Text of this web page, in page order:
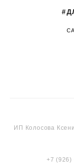
ИП Колосова
+7 (926)